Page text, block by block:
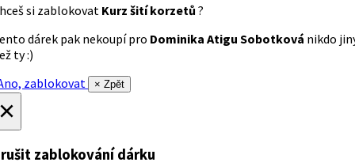
si zablokovat Kurz šití korzetů ?
dárek pak nekoupí pro Dominika Atigu Sobotková nikdo
ty :)
zablokovat
× Zpět
zablokování dárku